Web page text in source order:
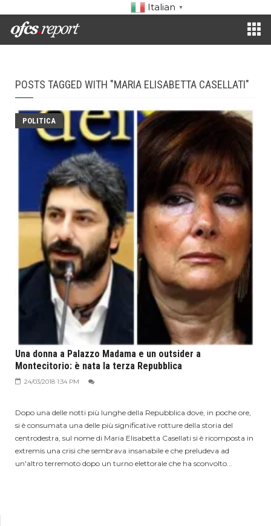
Italian ▼
POSTS TAGGED WITH "MARIA ELISABETTA CASELLATI"
POLITICA
Una donna a Palazzo Madama e un outsider a
Montecitorio: è nata la terza Repubblica
24/03/2018 1:34 PM
Dopo una delle notti più lunghe della Repubblica dove, in poche ore,
si è consumata una delle più significative rotture della storia del
centrodestra, sul nome di Maria Elisabetta Casellati si è ricomposta in
extremis una crisi che sembrava insanabile e che preludeva ad
un'altro terremoto dopo un turno elettorale che ha sconvolto...